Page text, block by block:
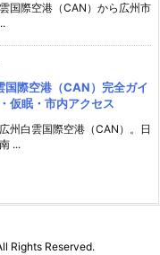
国際空港（CAN）から広州市
国際空港（CAN）完全ガイ
仮眠・市内アクセス
州白雲国際空港（CAN）。日
...
Rights Reserved.